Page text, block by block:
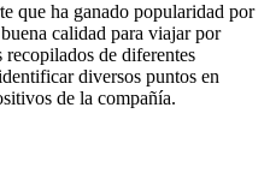
que ha ganado popularidad por
calidad para viajar por
de diferentes
diversos puntos en
de la compañía.